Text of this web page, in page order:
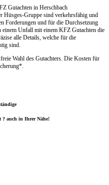
Gutachten in Herschbach
Hüsges-Gruppe sind verkehrsfähig und
Forderungen und für die Durchsetzung
Unfall mit einem KFZ Gutachten die
alle Details, welche für die
sind.
Wahl des Gutachters. Die Kosten für
? auch in Ihrer Nähe!